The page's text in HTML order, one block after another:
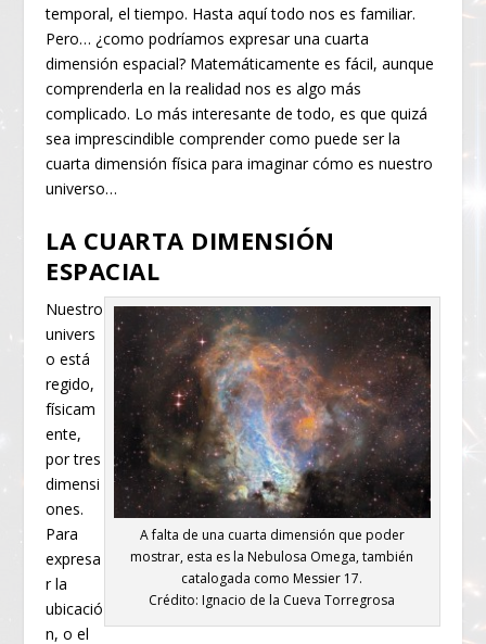
temporal, el tiempo. Hasta aquí todo nos es familiar.
Pero… ¿como podríamos expresar una cuarta
dimensión espacial? Matemáticamente es fácil, aunque
comprenderla en la realidad nos es algo más
complicado. Lo más interesante de todo, es que quizá
sea imprescindible comprender como puede ser la
cuarta dimensión física para imaginar cómo es nuestro
universo…
LA CUARTA DIMENSIÓN
ESPACIAL
A falta de una cuarta dimensión que poder
mostrar, esta es la Nebulosa Omega, también
catalogada como Messier 17.
Crédito: Ignacio de la Cueva Torregrosa
Nuestro
univers
o está
regido,
físicam
ente,
por tres
dimensi
ones.
Para
expresa
r la
ubicació
n, o el